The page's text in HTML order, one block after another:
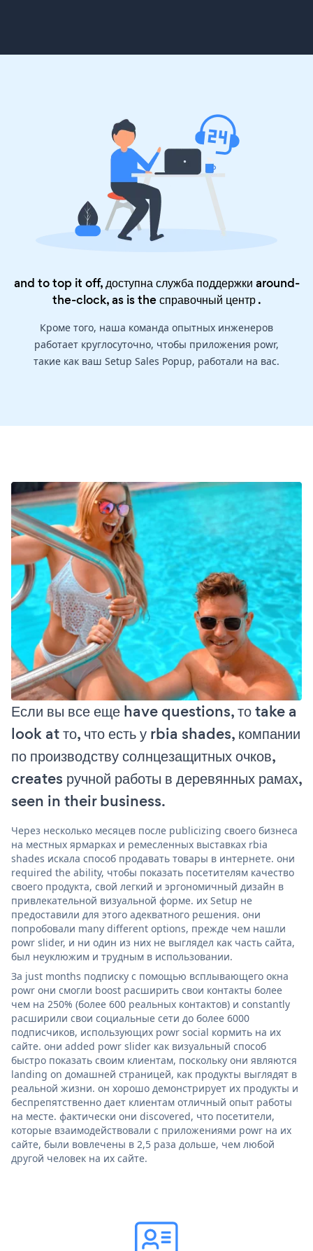
and to top it off, доступна служба поддержки around-
the-clock, as is theсправочный центр.
Кроме того, наша команда опытных инженеров
работает круглосуточно, чтобы приложения powr,
такие как ваш Setup Sales Popup, работали на вас.
Если вы все еще have questions, то take a
look at то, что есть у rbia shades, компании
по производству солнцезащитных очков,
creates ручной работы в деревянных рамах,
seen in their business.
Через несколько месяцев после publicizing своего бизнеса
на местных ярмарках и ремесленных выставках rbia
shades искала способ продавать товары в интернете. они
required the ability, чтобы показать посетителям качество
своего продукта, свой легкий и эргономичный дизайн в
привлекательной визуальной форме. их Setup не
предоставили для этого адекватного решения. они
попробовали many different options, прежде чем нашли
powr slider, и ни один из них не выглядел как часть сайта,
был неуклюжим и трудным в использовании.
За just months подписку с помощью всплывающего окна
powr они смогли boost расширить свои контакты более
чем на 250% (более 600 реальных контактов) и constantly
расширили свои социальные сети до более 6000
подписчиков, использующих powr social кормить на их
сайте. они added powr slider как визуальный способ
быстро показать своим клиентам, поскольку они являются
landing on домашней страницей, как продукты выглядят в
реальной жизни. он хорошо демонстрирует их продукты и
беспрепятственно дает клиентам отличный опыт работы
на месте. фактически они discovered, что посетители,
которые взаимодействовали с приложениями powr на их
сайте, были вовлечены в 2,5 раза дольше, чем любой
другой человек на их сайте.